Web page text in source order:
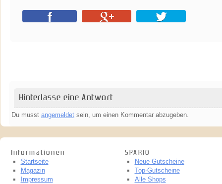
Hinterlasse eine Antwort
Du musst angemeldet sein, um einen Kommentar abzugeben.
Informationen
Startseite
Magazin
Impressum
SPARIO
Neue Gutscheine
Top-Gutscheine
Alle Shops